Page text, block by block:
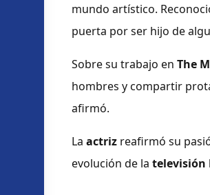
mundo artístico.
puerta por ser hijo de
Sobre su trabajo en The
hombres y compartir
afirmó.
La actriz reafirmó su
evolución de la televisión